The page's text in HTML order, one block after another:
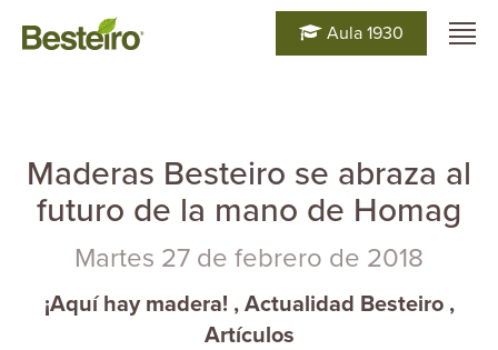
Aula 1930
Maderas Besteiro se abraza al
futuro de la mano de Homag
Martes 27 de febrero de 2018
¡Aquí hay madera! , Actualidad Besteiro,
Artículos